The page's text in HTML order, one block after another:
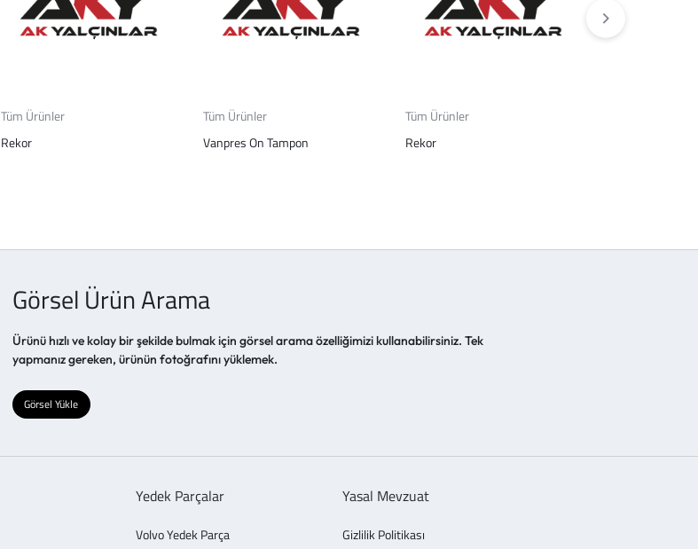
Tüm Ürünler
Rekor
Tüm Ürünler
Vanpres On Tampon
Tüm Ürünler
Rekor
Görsel Ürün Arama
Ürünü hızlı ve kolay bir şekilde bulmak için görsel arama özelliğimizi kullanabilirsiniz. Tek
yapmanız gereken, ürünün fotoğrafını yüklemek.
Görsel Yükle
Yedek Parçalar
Volvo Yedek Parça
Yasal Mevzuat
Gizlilik Politikası